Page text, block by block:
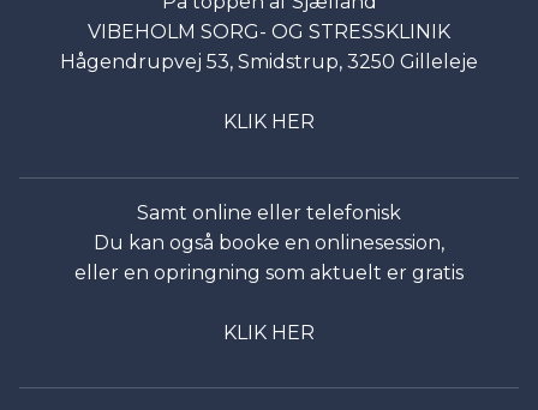
VIBEHOLM SORG- OG STRESSKLINIK
Hågendrupvej 53, Smidstrup, 3250 Gilleleje
KLIK HER
Samt online eller telefonisk
Du kan også booke en onlinesession,
eller en opringning som aktuelt er gratis
KLIK HER